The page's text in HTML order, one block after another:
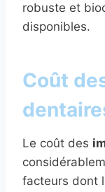
robuste et
disponibles.
Coût
Le coût des
facteurs dont